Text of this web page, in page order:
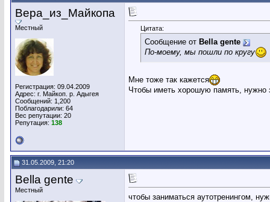
Вера_из_Майкопа
Местный
Регистрация: 09.04.2009
Адрес: г. Майкоп. р. Адыгея
Сообщений: 1,200
Поблагодарили: 64
Вес репутации: 20
Репутация: 138
Цитата:
Сообщение от Bella gente
По-моему, мы пошли по кругу
Мне тоже так кажется
Чтобы иметь хорошую память, нужно
31.05.2009, 21:20
Bella gente
Местный
чтобы заниматься аутотренингом,